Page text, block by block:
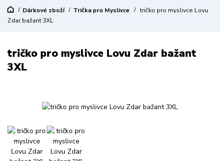
Dárkové zboží Trička pro Myslivce
tričko pro myslivce Lovu
Zdar bažant 3XL
tričko pro myslivce Lovu Zdar bažant
3XL